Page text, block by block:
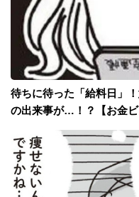
待ちに待った「給料日」
の出来事が…！？【お金ビ